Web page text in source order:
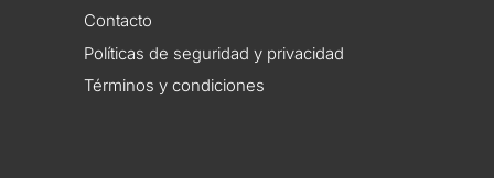
Contacto
Políticas de seguridad y privacidad
Términos y condiciones